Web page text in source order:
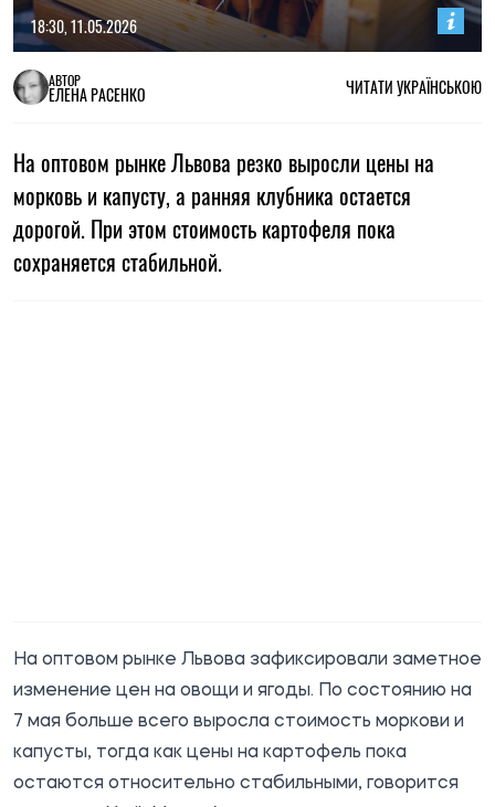
18:30, 11.05.2026
АВТОР
ЕЛЕНА РАСЕНКО ЧИТАТИ УКРАЇНСЬКОЮ
На оптовом рынке Львова резко выросли цены на
морковь и капусту, а ранняя клубника остается
дорогой. При этом стоимость картофеля пока
сохраняется стабильной.
На оптовом рынке Львова зафиксировали заметное
изменение цен на овощи и ягоды. По состоянию на
7 мая больше всего выросла стоимость моркови и
капусты, тогда как цены на картофель пока
остаются относительно стабильными, говорится